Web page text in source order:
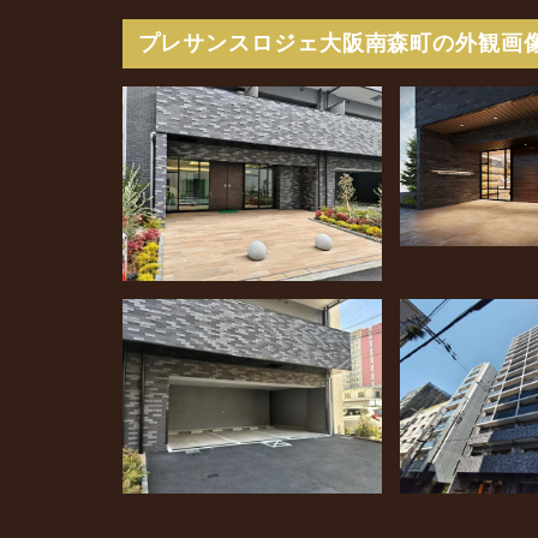
プレサンスロジェ大阪南森町の外観画